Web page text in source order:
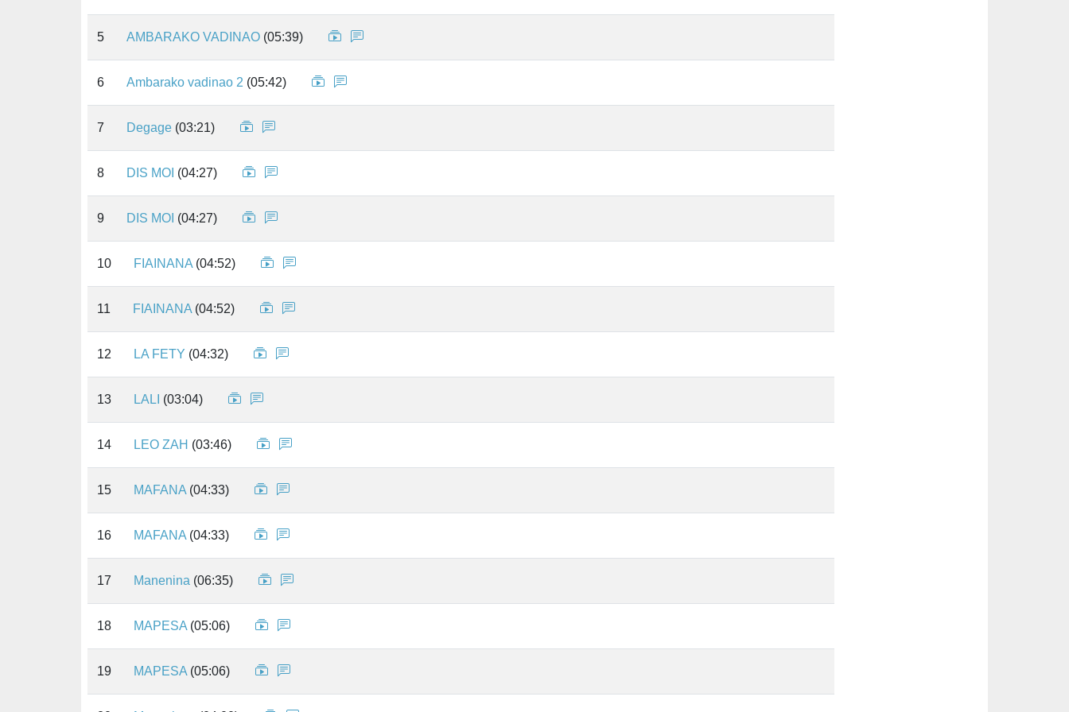
5 AMBARAKO VADINAO (05:39)
6 Ambarako vadinao 2 (05:42)
7 Degage (03:21)
8 DIS MOI (04:27)
9 DIS MOI (04:27)
10 FIAINANA (04:52)
11 FIAINANA (04:52)
12 LA FETY (04:32)
13 LALI (03:04)
14 LEO ZAH (03:46)
15 MAFANA (04:33)
16 MAFANA (04:33)
17 Manenina (06:35)
18 MAPESA (05:06)
19 MAPESA (05:06)